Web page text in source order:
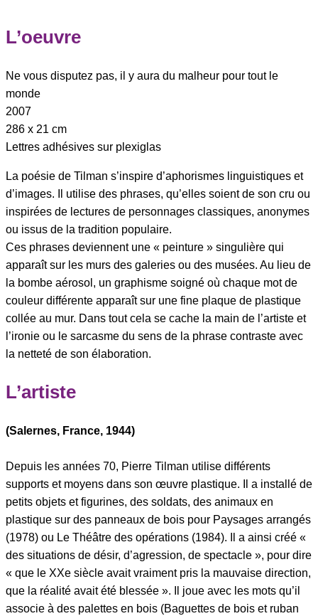
L’oeuvre
Ne vous disputez pas, il y aura du malheur pour tout le
monde
2007
286 x 21 cm
Lettres adhésives sur plexiglas
La poésie de Tilman s’inspire d’aphorismes linguistiques et
d’images. Il utilise des phrases, qu’elles soient de son cru ou
inspirées de lectures de personnages classiques, anonymes
ou issus de la tradition populaire.
Ces phrases deviennent une « peinture » singulière qui
apparaît sur les murs des galeries ou des musées. Au lieu de
la bombe aérosol, un graphisme soigné où chaque mot de
couleur différente apparaît sur une fine plaque de plastique
collée au mur. Dans tout cela se cache la main de l’artiste et
l’ironie ou le sarcasme du sens de la phrase contraste avec
la netteté de son élaboration.
L’artiste
(Salernes, France, 1944)
Depuis les années 70, Pierre Tilman utilise différents
supports et moyens dans son œuvre plastique. Il a installé de
petits objets et figurines, des soldats, des animaux en
plastique sur des panneaux de bois pour Paysages arrangés
(1978) ou Le Théâtre des opérations (1984). Il a ainsi créé «
des situations de désir, d’agression, de spectacle », pour dire
« que le XXe siècle avait vraiment pris la mauvaise direction,
que la réalité avait été blessée ». Il joue avec les mots qu’il
associe à des palettes en bois (Baguettes de bois et ruban